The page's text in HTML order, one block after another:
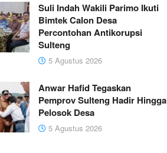
Suli Indah Wakili Parimo Ikuti
Bimtek Calon Desa
Percontohan Antikorupsi
Sulteng
5 Agustus 2026
Anwar Hafid Tegaskan
Pemprov Sulteng Hadir Hingga
Pelosok Desa
5 Agustus 2026